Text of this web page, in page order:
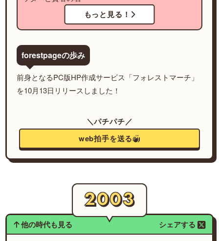
もっと見る！
forestpageの歩み
前身となるPC版HP作成サービス「フォレストマーチ」
を10月13日リリースしました！
＼パチパチ／
web拍手を送る
他の時代も見る シェアする